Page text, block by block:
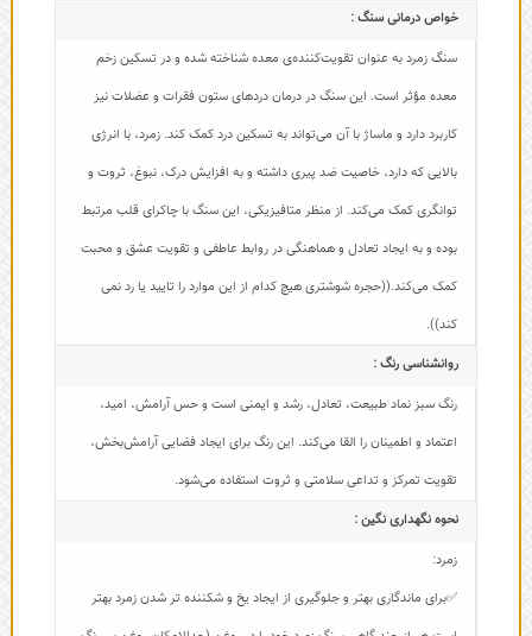
خواص درمانی سنگ :
سنگ زمرد به عنوان تقویت‌کننده‌ی معده شناخته شده و در تسکین زخم
معده مؤثر است. این سنگ در درمان دردهای ستون فقرات و عضلات نیز
کاربرد دارد و ماساژ با آن می‌تواند به تسکین درد کمک کند. زمرد، با انرژی
بالایی که دارد، خاصیت ضد پیری داشته و به افزایش درک، نبوغ، ثروت و
توانگری کمک می‌کند. از منظر متافیزیکی، این سنگ با چاکرای قلب مرتبط
بوده و به ایجاد تعادل و هماهنگی در روابط عاطفی و تقویت عشق و محبت
کمک می‌کند.((حجره شوشتری هیچ کدام از این موارد را تایید یا رد نمی
کند)).
روانشناسی رنگ :
رنگ سبز نماد طبیعت، تعادل، رشد و ایمنی است و حس آرامش، امید،
اعتماد و اطمینان را القا می‌کند. این رنگ برای ایجاد فضایی آرامش‌بخش،
تقویت تمرکز و تداعی سلامتی و ثروت استفاده می‌شود.
نحوه نگهداری نگین :
زمرد:
✅برای ماندگاری بهتر و جلوگیری از ایجاد یخ و شکننده تر شدن زمرد بهتر